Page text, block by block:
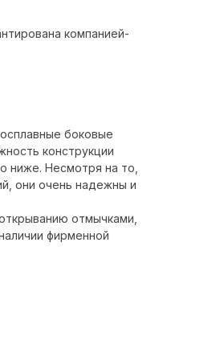
компанией-
боковые
конструкции
ниже. Несмотря на то,
они очень надежны и
отмычками,
фирменной